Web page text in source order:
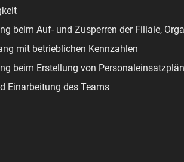
beim Auf- und Zusperren der Filiale,
mit betrieblichen Kennzahlen
beim Erstellung von
Einarbeitung des Teams